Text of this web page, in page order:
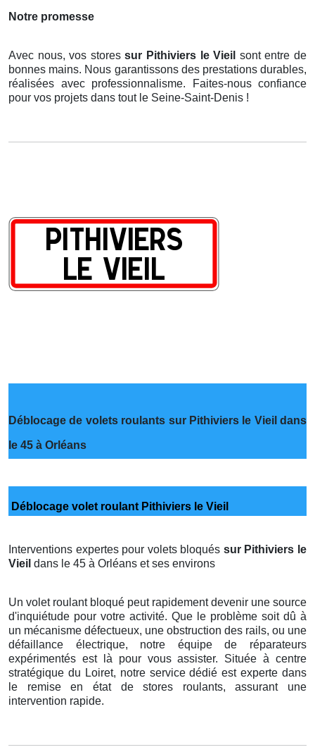
Notre promesse
Avec nous, vos storessur Pithiviers le Vieil sont entre de
bonnes mains. Nous garantissons des prestations durables,
réalisées avec professionnalisme. Faites-nous confiance
pour vos projets dans tout le Seine-Saint-Denis !
Déblocage de volets roulants sur Pithiviers le Vieil dans
le 45 à Orléans
Déblocage volet roulant Pithiviers le Vieil
Interventions expertes pour volets bloqués sur Pithiviers le
Vieil dans le 45 à Orléans et ses environs
Un volet roulant bloqué peut rapidement devenir une source
d'inquiétude pour votre activité. Que le problème soit dû à
un mécanisme défectueux, une obstruction des rails, ou une
défaillance électrique, notre équipe de réparateurs
expérimentés est là pour vous assister. Située à centre
stratégique du Loiret, notre service dédié est experte dans
le remise en état de stores roulants, assurant une
intervention rapide.